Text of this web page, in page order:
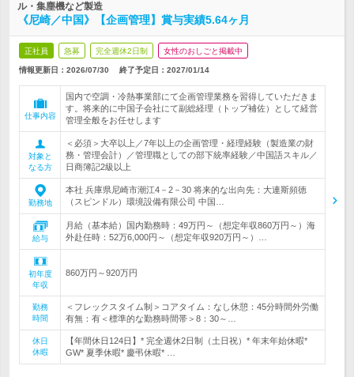
ル・集塵機など製造
《尼崎／中国》【企画管理】賞与実績5.64ヶ月
正社員 急募 完全週休2日制 女性のおしごと掲載中
情報更新日：2026/07/30 終了予定日： 2027/01/14
仕事内容
国内で空調・冷熱事業部にて企画管理業務を習得していただきま
す。将来的に中国子会社にて副総経理（トップ補佐）として経営
管理全般をお任せします
対象と
なる方
＜必須＞大卒以上／7年以上の企画管理・経理経験（製造業の財
務・管理会計）／管理職としての部下統率経験／中国語スキル／
日商簿記2級以上
勤務地
本社 兵庫県尼崎市潮江4－2－30 将来的な出向先：大連斯頻徳
（スピンドル）環境設備有限公司 中国…
給与
月給（基本給）国内勤務時：49万円～（想定年収860万円～）海
外赴任時：52万6,000円～（想定年収920万円～）…
初年度
年収
860万円～920万円
勤務
時間
＜フレックスタイム制＞コアタイム：なし休憩：45分時間外労働
有無：有＜標準的な勤務時間帯＞8：30～…
休日
休暇
【年間休日124日】* 完全週休2日制（土日祝）* 年末年始休暇*
GW* 夏季休暇* 慶弔休暇* …